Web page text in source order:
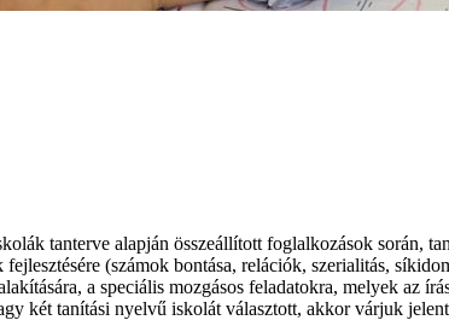
tanterve alapján összeállított foglalkozások során,
(számok bontása, relációk, szerialitás,
a speciális mozgásos feladatokra, melyek az
két tanítási nyelvű iskolát választott, akkor várjuk